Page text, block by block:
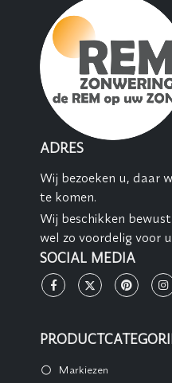
ADRES
Wij bezoeken u, daar
te komen.
Wij beschikken
wel zo voordelig voor
SOCIAL MEDIA
Markiezen